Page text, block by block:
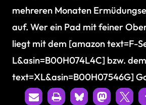
mehreren Monaten
auf. Wer ein Pad mit feiner
liegt mit dem [amazon text=F-
L&asin=B00H074L4C] bzw.
text=XL&asin=B00H07546G]